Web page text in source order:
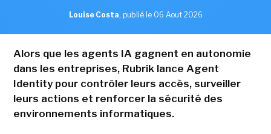
Louise Costa, publié le 06 Aout 2026
Alors que les agents IA gagnent en autonomie
dans les entreprises, Rubrik lance Agent
Identity pour contrôler leurs accès, surveiller
leurs actions et renforcer la sécurité des
environnements informatiques.